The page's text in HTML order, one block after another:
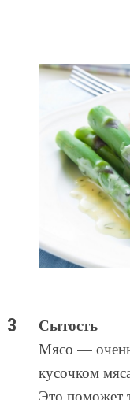
Сытость
Мясо —
кусочком
Это поможет